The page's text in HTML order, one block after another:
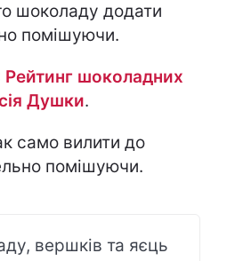
шоколаду додати
помішуючи.
Рейтинг шоколадних
Душки.
само вилити до
помішуючи.
вершків та яєць